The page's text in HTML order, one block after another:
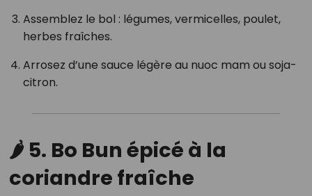
Assemblez le bol : légumes, vermicelles, poulet,
herbes fraîches.
Arrosez d’une sauce légère au nuoc mam ou soja-
citron.
🌶️ 5. Bo Bun épicé à la
coriandre fraîche